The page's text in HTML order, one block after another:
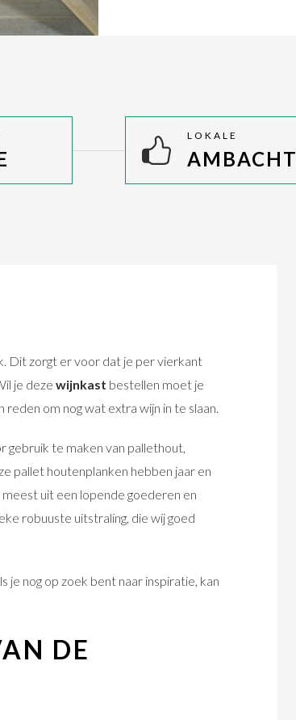
LOKALE
AMBACHT
Dit zorgt er voor dat je per vierkant
je deze wijnkast bestellen moet je
om nog wat extra wijn in te slaan.
gebruik te maken van pallethout,
pallet houtenplanken hebben jaar en
uit een lopende goederen en
robuuste uitstraling, die wij goed
je nog op zoek bent naar inspiratie, kan
DE